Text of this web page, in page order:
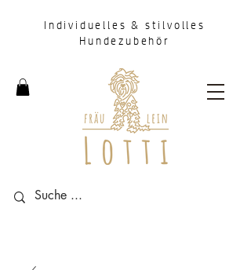
Individuelles & stilvolles
Hundezubehör